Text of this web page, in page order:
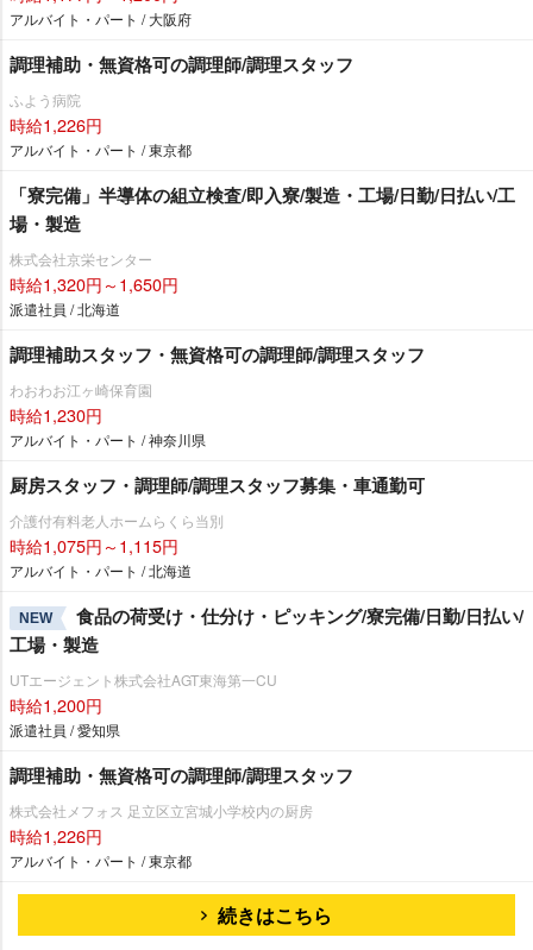
アルバイト・パート / 大阪府
調理補助・無資格可の調理師/調理スタッフ
ふよう病院
時給1,226円
アルバイト・パート / 東京都
「寮完備」半導体の組立検査/即入寮/製造・工場/日勤/日払い/工
場・製造
株式会社京栄センター
時給1,320円～1,650円
派遣社員 / 北海道
調理補助スタッフ・無資格可の調理師/調理スタッフ
わおわお江ヶ崎保育園
時給1,230円
アルバイト・パート / 神奈川県
厨房スタッフ・調理師/調理スタッフ募集・車通勤可
介護付有料老人ホームらくら当別
時給1,075円～1,115円
アルバイト・パート / 北海道
NEW
食品の荷受け・仕分け・ピッキング/寮完備/日勤/日払い/
工場・製造
UTエージェント株式会社AGT東海第一CU
時給1,200円
派遣社員 / 愛知県
調理補助・無資格可の調理師/調理スタッフ
株式会社メフォス 足立区立宮城小学校内の厨房
時給1,226円
アルバイト・パート / 東京都
続きはこちら